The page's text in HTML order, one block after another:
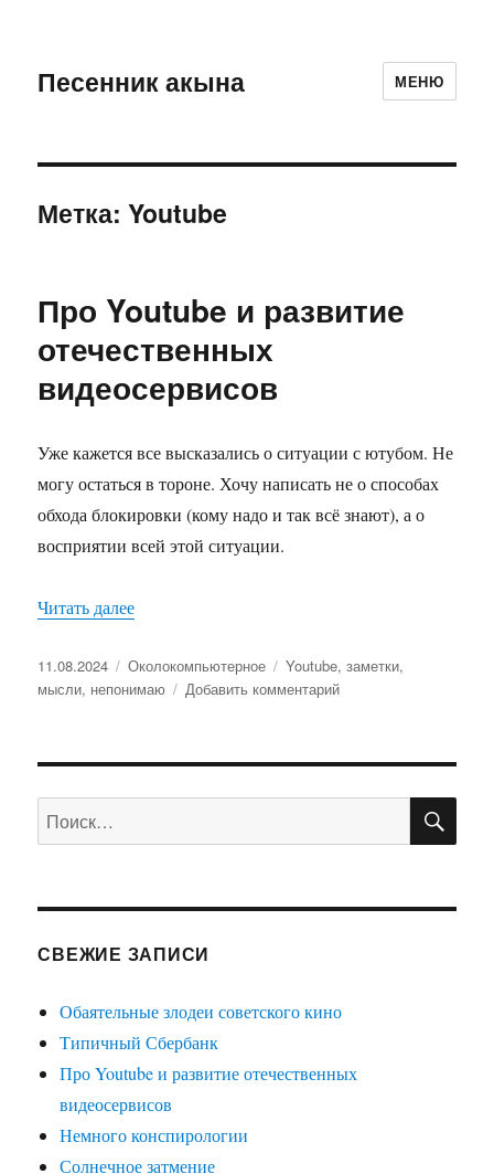
Песенник акына МЕНЮ
Метка:Youtube
Про Youtube и развитие
отечественных
видеосервисов
Уже кажется все высказались о ситуации с ютубом. Не
могу остаться в тороне. Хочу написать не о способах
обхода блокировки (кому надо и так всё знают), а о
восприятии всей этой ситуации.
Читать далее
Опубликовано
11.08.2024 Рубрики
Околокомпьютерное Метки
Youtube,заметки,
мысли, непонимаю Добавить комментарий
Youtube
развитие
отечественных
видеосервисов
Искать:
СВЕЖИЕ ЗАПИСИ
Обаятельные злодеи советского кино
Типичный Сбербанк
Про Youtube и развитие отечественных
видеосервисов
Немного конспирологии
Солнечное затмение